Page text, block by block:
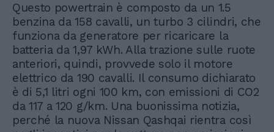
Questo powertrain è composto da un 1.5
benzina da 158 cavalli, un turbo 3 cilindri, che
funziona da generatore per ricaricare la
batteria da 1,97 kWh. Alla trazione sulle ruote
anteriori, quindi, provvede solo il motore
elettrico da 190 cavalli. Il consumo dichiarato
è di 5,1 litri ogni 100 km, con emissioni di CO2
da 117 a 120 g/km. Una buonissima notizia,
perché la nuova Nissan Qashqai rientra così